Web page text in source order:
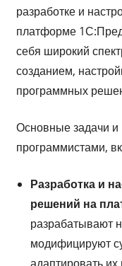
разработке и
платформе
себя широкий
созданием,
программных
Основные задачи
программистами,
Разработка и
решений на
разрабатывают
модифицируют